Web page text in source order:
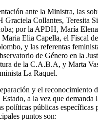
ante la Ministra, las
Graciela Collantes, Teresita
por la APDH, María
Elia Capella, el Fiscal
y las referentas
de Género en la
de la C.A.B.A, y Marta
La Raquel.
y el reconocimiento
a la vez que demanda
políticas públicas específicas
puntos son: